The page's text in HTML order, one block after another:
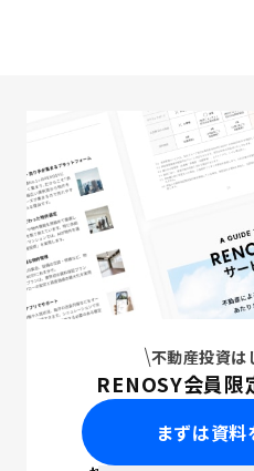
不動産投資は
RENOSY会員限
まずは資